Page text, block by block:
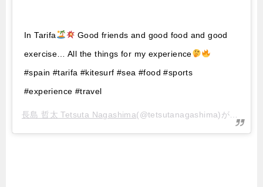
In Tarifa
Good friends and good food and good
exercise… All the things for my experience
#spain #tarifa #kitesurf #sea #food #sports
#experience #travel
長島 哲太 Tetsuta Nagashima(@tetsutanagashima)がシェアした投稿 –